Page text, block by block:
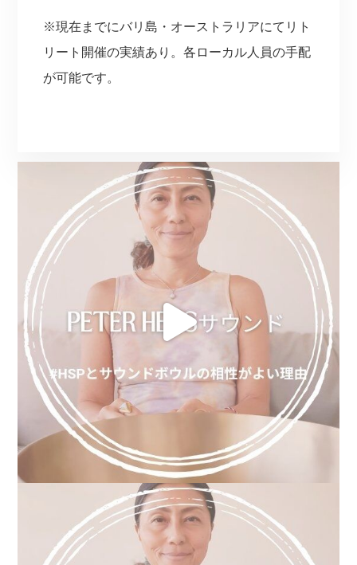
※現在までにバリ島・オーストラリアにてリト
リート開催の実績あり。各ローカル人員の手配
が可能です。